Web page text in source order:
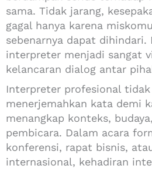
sama. Tidak jarang,
gagal hanya karena
sebenarnya dapat dihindari.
interpreter menjadi sangat
kelancaran dialog antar
Interpreter profesional tidak
menerjemahkan kata demi
menangkap konteks,
pembicara. Dalam acara
konferensi, rapat bisnis,
internasional, kehadiran